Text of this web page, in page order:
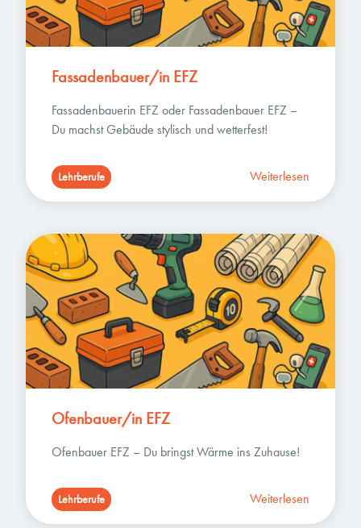
Fassadenbauer/in EFZ
Fassadenbauerin EFZ oder Fassadenbauer EFZ –
Du machst Gebäude stylisch und wetterfest!
Lehrberufe Weiterlesen
Ofenbauer/in EFZ
Ofenbauer EFZ – Du bringst Wärme ins Zuhause!
Lehrberufe Weiterlesen